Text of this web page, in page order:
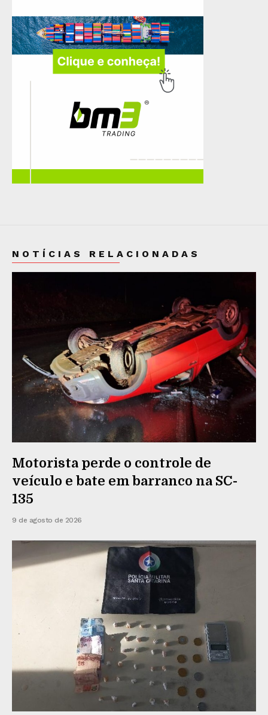
NOTÍCIAS RELACIONADAS
Motorista perde o controle de
veículo e bate em barranco na SC-
135
9 de agosto de 2026